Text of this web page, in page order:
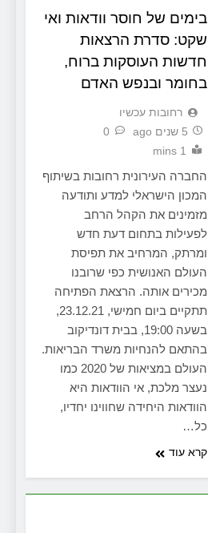
בימים של חוסר וודאות ואי
שקט: סדרת הרצאות
חדשות העוסקות ברוח,
בחומר ובנפש האדם
‫רחובות עכשיו
5 שנים ago
0
1 mins
החברה העירונית רחובות בשיתוף
המכון הישראלי למדע ותודעה
מזמינים את הקהל הרחב
לפעילות בתחום דעת חדש
ומרתק, המרחיב את תפיסת
העולם האנושית כפי שרובנו
מכירים אותה. הרצאת הפתיחה
תתקיים ביום חמישי, 23.12.21,
בשעה 19:00, בבית דונדיקוב
בהתאם להנחיות משרד הבריאות.
העולם במציאות של 2020 כמו
נעצר מלכת, אי הוודאות היא
הוודאות היחידה שחווינו יחדיו,
כל…
קרא עוד